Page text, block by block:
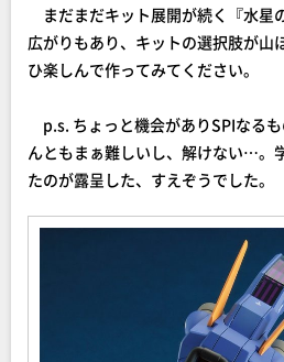
まだまだキット展開が続く『水星
広がりもあり、キットの選択肢が山
ひ楽しんで作ってみてください。
p.s. ちょっと機会がありSPIなる
んともまぁ難しいし、解けない…。
たのが露呈した、すえぞうでした。